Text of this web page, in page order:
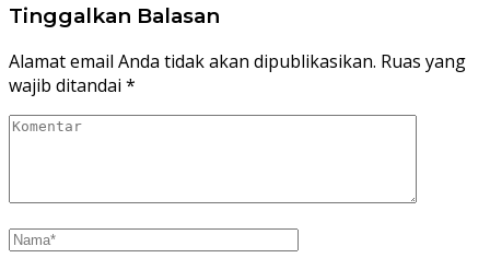
Tinggalkan Balasan
Alamat email Anda tidak akan dipublikasikan. Ruas yang
wajib ditandai *